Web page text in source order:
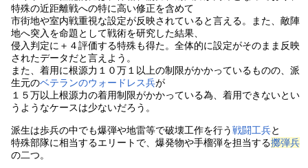
特殊の近距離戦への特に高い修正を含めて
市街地や室内戦重視な設定が反映されていると言える。また、敵陣
地へ突入を命題として戦術を研究した結果、
侵入判定に＋４評価する特殊も得た。全体的に設定がそのまま反映
されたデータだと言えよう。
また、着用に根源力１０万１以上の制限がかかっているものの、派
生元のベテランのウォードレス兵が
１５万以上根源力の着用制限がかかっている為、着用できないとい
うようなケースは少ないだろう。
派生は歩兵の中でも爆弾や地雷等で破壊工作を行う戦闘工兵と
特殊部隊に相当するエリートで、爆発物や手榴弾を担当する擲弾兵
の二つ。